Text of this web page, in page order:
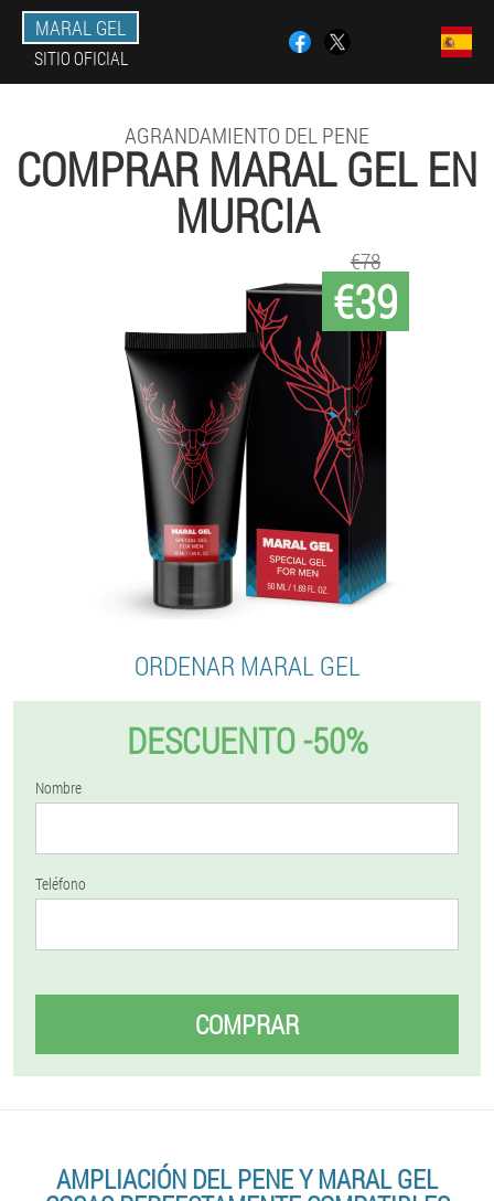
MARAL GEL
SITIO OFICIAL
AGRANDAMIENTO DEL PENE
COMPRAR MARAL GEL EN
MURCIA
€39
€78
ORDENAR MARAL GEL
DESCUENTO -50%
Nombre
Teléfono
COMPRAR
AMPLIACIÓN DEL PENE Y MARAL GEL